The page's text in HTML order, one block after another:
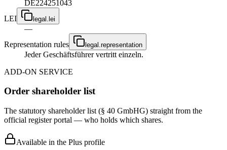
DE224251043
LEI
legal.lei
—
Representation rules
legal.representation
Jeder Geschäftsführer vertritt einzeln.
ADD-ON SERVICE
Order shareholder list
The statutory shareholder list (§ 40 GmbHG) straight from the
official register portal — who holds which shares.
Available in the Plus profile